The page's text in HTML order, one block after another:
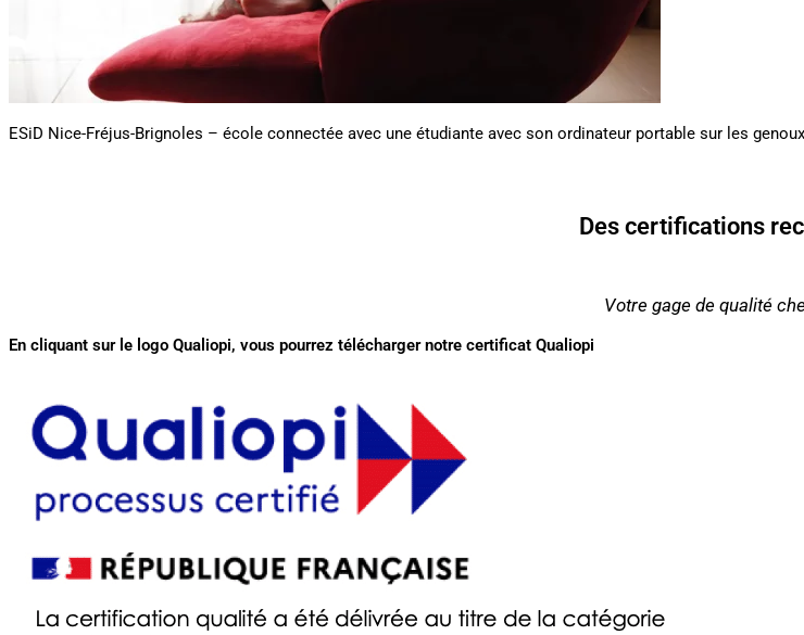
ESiD Nice-Fréjus-Brignoles – école connectée avec une étudiante avec son ordinateur portable sur les
Des certifications
Votre gage de qualité
En cliquant sur le logo Qualiopi, vous pourrez télécharger notre certificat Qualiopi